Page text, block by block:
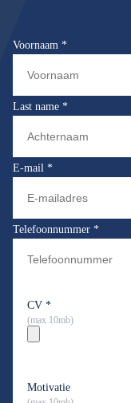
Voornaam *
Last name *
E-mail *
Telefoonnummer *
CV *
(max 10mb)
Motivatie